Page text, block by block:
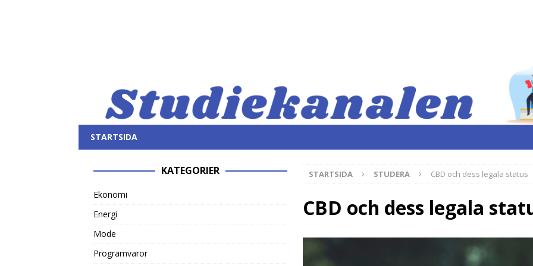
STARTSIDA
STARTSIDA STUDERA CBD och dess legala status
CBD och dess legala
KATEGORIER
Ekonomi
Energi
Mode
Programvaror